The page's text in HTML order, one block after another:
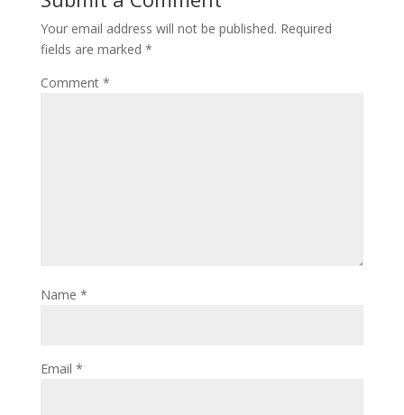
o
k
n
Your email address will not be published. Required
fields are marked *
Comment *
Name *
Email *